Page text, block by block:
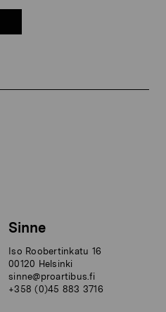
Sinne
Iso Roobertinkatu 16
00120 Helsinki
sinne@proartibus.fi
+358 (0)45 883 3716